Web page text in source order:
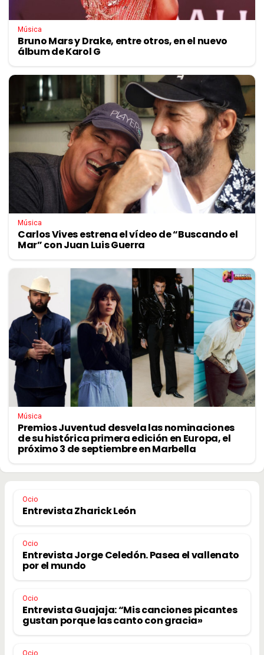
Música
Bruno Mars y Drake, entre otros, en el nuevo
álbum de Karol G
Música
Carlos Vives estrena el vídeo de “Buscando el
Mar” con Juan Luis Guerra
Música
Premios Juventud desvela las nominaciones
de su histórica primera edición en Europa, el
próximo 3 de septiembre en Marbella
Ocio
Entrevista Zharick León
Ocio
Entrevista Jorge Celedón. Pasea el vallenato
por el mundo
Ocio
Entrevista Guajaja: “Mis canciones picantes
gustan porque las canto con gracia»
Ocio